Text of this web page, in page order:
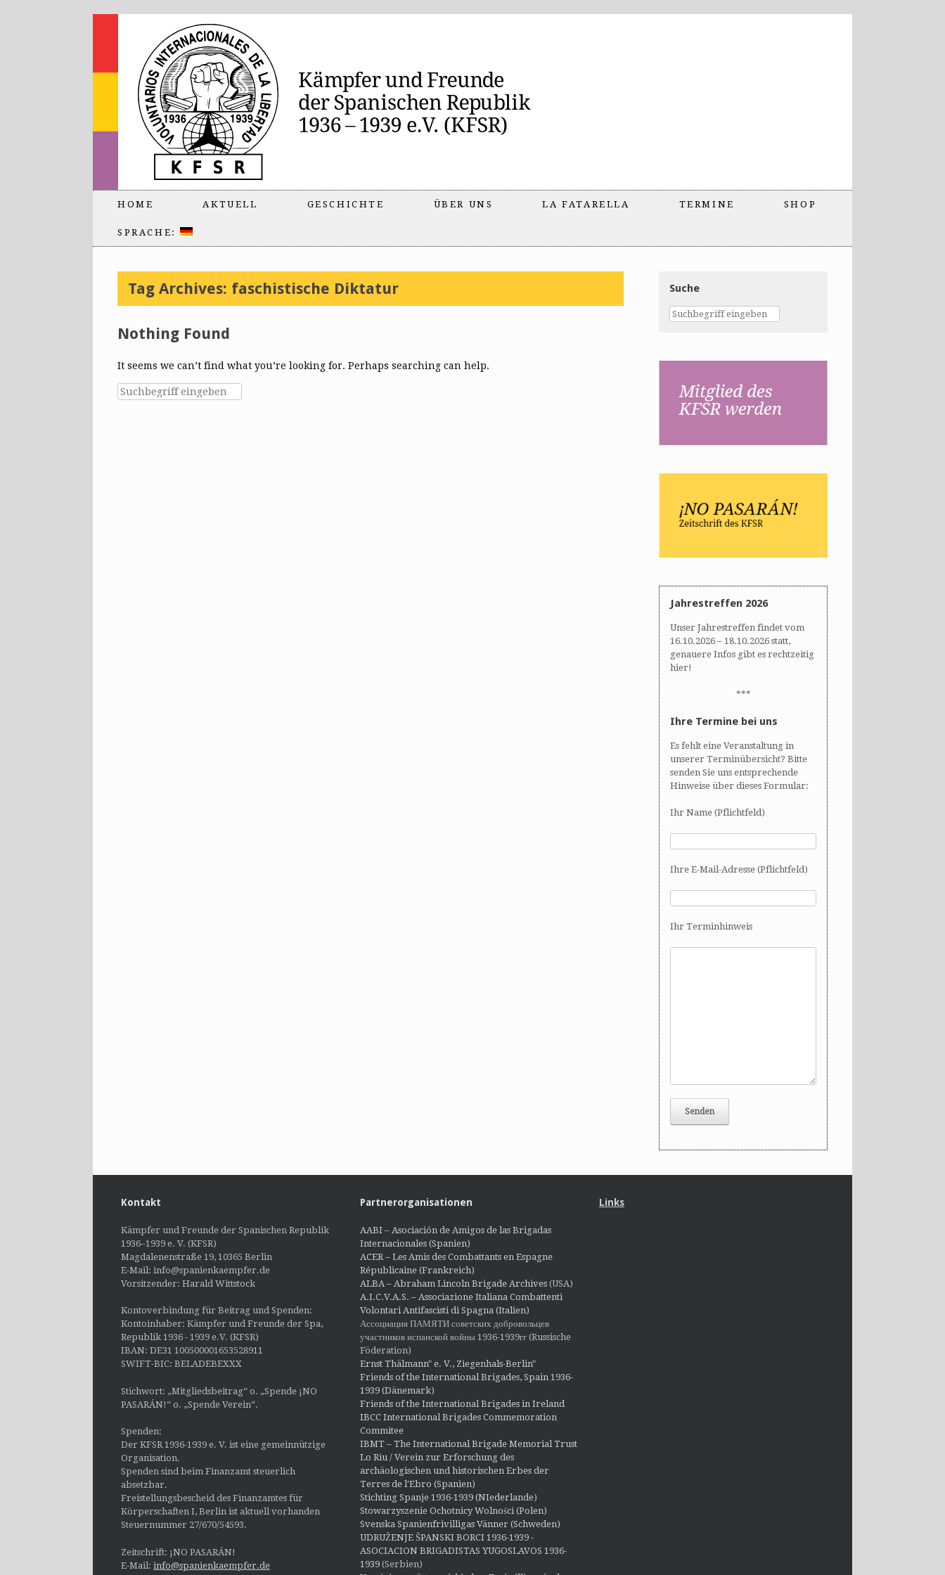
HOME AKTUELL GESCHICHTE ÜBER UNS LA FATARELLA TERMINE SHOP
SPRACHE:
Tag Archives: faschistische Diktatur
Nothing Found
It seems we can’t find what you’re looking for. Perhaps searching can help.
Suche
Jahrestreffen 2026
Unser Jahrestreffen findet vom
16.10.2026 – 18.10.2026 statt,
genauere Infos gibt es rechtzeitig
hier!
***
Ihre Termine bei uns
Es fehlt eine Veranstaltung in
unserer Terminübersicht? Bitte
senden Sie uns entsprechende
Hinweise über dieses Formular:
Ihr Name (Pflichtfeld)
Ihre E-Mail-Adresse (Pflichtfeld)
Ihr Terminhinweis
Kontakt
Kämpfer und Freunde der Spanischen Republik
1936–1939 e. V. (KFSR)
Magdalenenstraße 19, 10365 Berlin
E-Mail: info@spanienkaempfer.de
Vorsitzender: Harald Wittstock
Kontoverbindung für Beitrag und Spenden:
Kontoinhaber: Kämpfer und Freunde der Spa,
Republik 1936 - 1939 e.V. (KFSR)
IBAN: DE31 100500001653528911
SWIFT-BIC: BELADEBEXXX
Stichwort: „Mitgliedsbeitrag“ o. „Spende ¡NO
PASARÁN!“ o. „Spende Verein“.
Spenden:
Der KFSR 1936-1939 e. V. ist eine gemeinnützige
Organisation.
Spenden sind beim Finanzamt steuerlich
absetzbar.
Freistellungsbescheid des Finanzamtes für
Körperschaften I, Berlin ist aktuell vorhanden
Steuernummer 27/670/54593.
Zeitschrift: ¡NO PASARÁN!
E-Mail: info@spanienkaempfer.de
Partnerorganisationen
AABI – Asociación de Amigos de las Brigadas
Internacionales (Spanien)
ACER – Les Amis des Combattants en Espagne
Républicaine (Frankreich)
ALBA – Abraham Lincoln Brigade Archives(USA)
A.I.C.V.A.S. – Associazione Italiana Combattenti
Volontari Antifascisti di Spagna (Italien)
Ассоциация ПАМЯТИ советских добровольцев
участников испанской войны 1936-1939гг (Russische
Föderation)
Ernst Thälmann" e. V., Ziegenhals-Berlin"
Friends of the International Brigades, Spain 1936-
1939 (Dänemark)
Friends of the International Brigades in Ireland
IBCC International Brigades Commemoration
Commitee
IBMT – The International Brigade Memorial Trust
Lo Riu / Verein zur Erforschung des
archäologischen und historischen Erbes der
Terres de l'Ebro (Spanien)
Stichting Spanje 1936-1939 (NIederlande)
Stowarzyszenie Ochotnicy Wolności (Polen)
Svenska Spanienfrivilligas Vänner (Schweden)
UDRUŽENJE ŠPANSKI BORCI 1936-1939 -
ASOCIACION BRIGADISTAS YUGOSLAVOS 1936-
1939(Serbien)
Links